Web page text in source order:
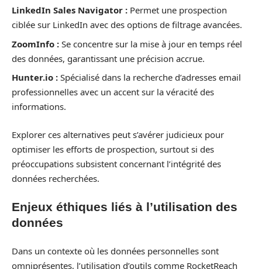
LinkedIn Sales Navigator : Permet une prospection
ciblée sur LinkedIn avec des options de filtrage avancées.
ZoomInfo : Se concentre sur la mise à jour en temps réel
des données, garantissant une précision accrue.
Hunter.io : Spécialisé dans la recherche d’adresses email
professionnelles avec un accent sur la véracité des
informations.
Explorer ces alternatives peut s’avérer judicieux pour
optimiser les efforts de prospection, surtout si des
préoccupations subsistent concernant l’intégrité des
données recherchées.
Enjeux éthiques liés à l’utilisation des
données
Dans un contexte où les données personnelles sont
omniprésentes, l’utilisation d’outils comme RocketReach